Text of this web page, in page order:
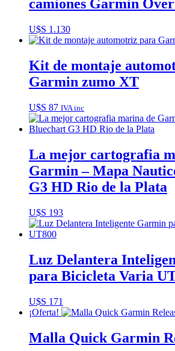
camiones Garmin
U$S 1.130
Kit de montaje
Garmin zumo XT
U$S 87 IVA inc
La mejor cartografia
Garmin – Mapa
G3 HD Rio de la Plata
U$S 193
Luz Delantera
para Bicicleta Varia
U$S 171
¡Oferta!
Malla Quick Garmin